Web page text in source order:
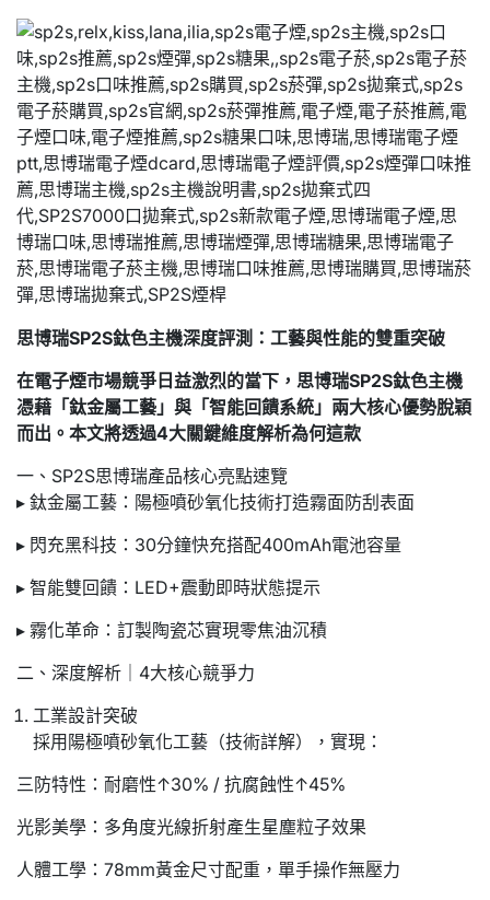
思博瑞SP2S鈦色主機深度評測：工藝與性能的雙重突破
在電子煙市場競爭日益激烈的當下，思博瑞SP2S鈦色主機
憑藉「鈦金屬工藝」與「智能回饋系統」兩大核心優勢脫穎
而出。本文將透過4大關鍵維度解析為何這款
一、SP2S思博瑞產品核心亮點速覽
▸ 鈦金屬工藝：陽極噴砂氧化技術打造霧面防刮表面
▸ 閃充黑科技：30分鐘快充搭配400mAh電池容量
▸ 智能雙回饋：LED+震動即時狀態提示
▸ 霧化革命：訂製陶瓷芯實現零焦油沉積
二、深度解析｜4大核心競爭力
工業設計突破
採用陽極噴砂氧化工藝（技術詳解），實現：
三防特性：耐磨性↑30% / 抗腐蝕性↑45%
光影美學：多角度光線折射產生星塵粒子效果
人體工學：78mm黃金尺寸配重，單手操作無壓力